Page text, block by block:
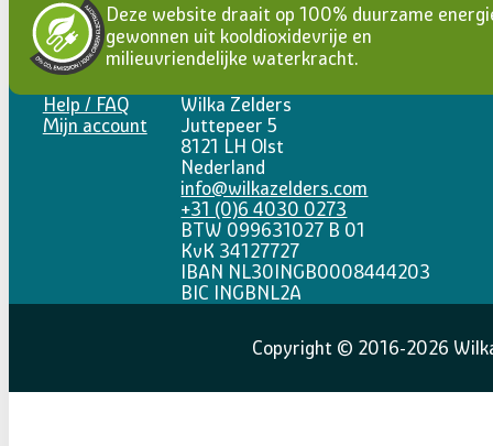
Deze website draait op 100% duurzame
gewonnen uit kooldioxidevrije en
milieuvriendelijke waterkracht.
Help / FAQ
Mijn account
Wilka Zelders
Juttepeer 5
8121 LH Olst
Nederland
info@wilkazelders.com
+31 (0)6 4030 0273
BTW 099631027 B 01
KvK 34127727
IBAN NL30INGB0008444203
BIC INGBNL2A
Copyright © 2016-2026